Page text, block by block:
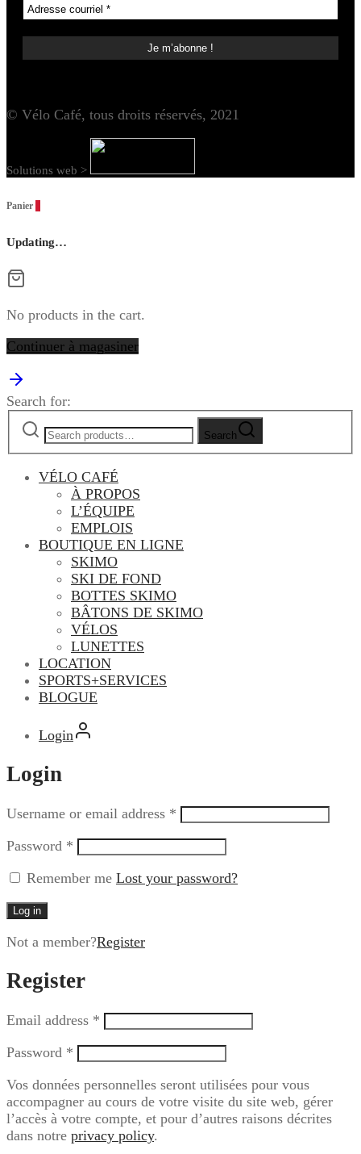
© Vélo Café, tous droits réservés, 2021
Solutions web >
Panier
Updating…
No products in the cart.
Continuer à magasiner
Search for:
Search
VÉLO CAFÉ
À PROPOS
L’ÉQUIPE
EMPLOIS
BOUTIQUE EN LIGNE
SKIMO
SKI DE FOND
BOTTES SKIMO
BÂTONS DE SKIMO
VÉLOS
LUNETTES
LOCATION
SPORTS+SERVICES
BLOGUE
Login
Login
Username or email address *
Password *
Remember me Lost your password?
Log in
Not a member?Register
Register
Email address *
Password *
Vos données personnelles seront utilisées pour vous
accompagner au cours de votre visite du site web, gérer
l’accès à votre compte, et pour d’autres raisons décrites
dans notre privacy policy.